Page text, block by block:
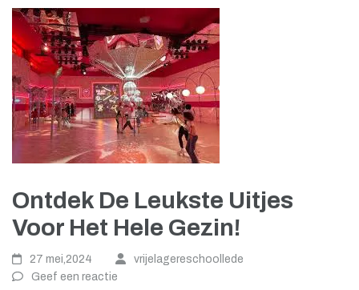
Ontdek De Leukste Uitjes
Voor Het Hele Gezin!
27 mei,2024
vrijelagereschoollede
Geef een reactie